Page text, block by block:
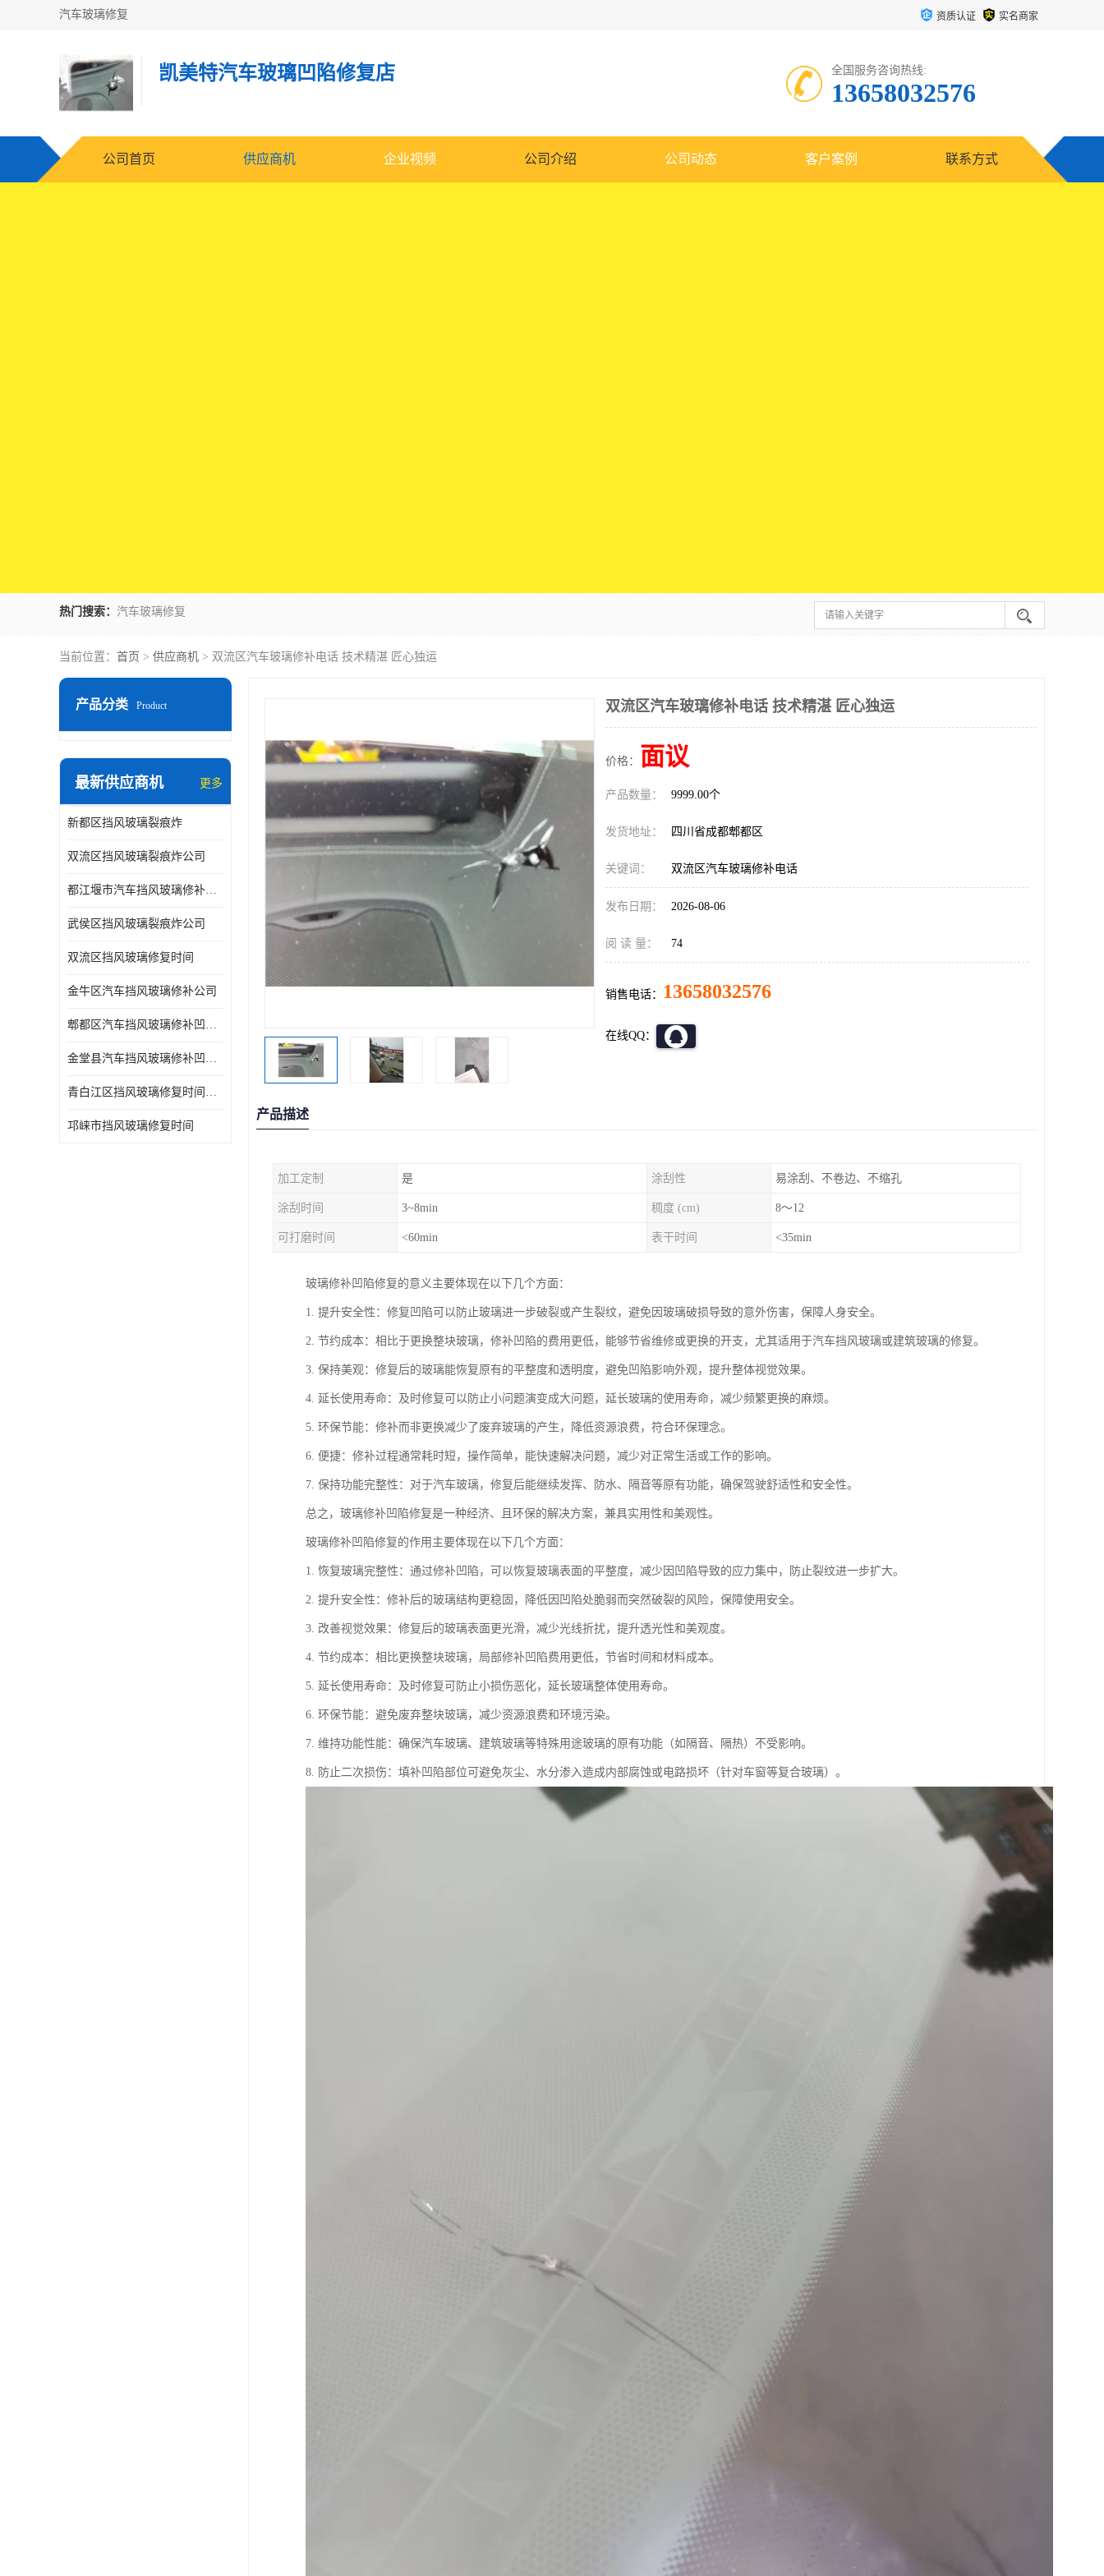
汽车玻璃修复 资质认证 实名商家
凯美特汽车玻璃凹陷修复店 全国服务咨询热线:
13658032576
公司首页 供应商机 企业视频 公司介绍 公司动态 客户案例 联系方式
热门搜索： 汽车玻璃修复
当前位置： 首页 > 供应商机 > 双流区汽车玻璃修补电话 技术精湛 匠心独运
产品分类 Product
最新供应商机 更多
新都区挡风玻璃裂痕炸
双流区挡风玻璃裂痕炸公司
都江堰市汽车挡风玻璃修补凹陷修复
武侯区挡风玻璃裂痕炸公司
双流区挡风玻璃修复时间
金牛区汽车挡风玻璃修补公司
郫都区汽车挡风玻璃修补凹陷修复公司
金堂县汽车挡风玻璃修补凹陷修复公司
青白江区挡风玻璃修复时间公司
邛崃市挡风玻璃修复时间
双流区汽车玻璃修补电话 技术精湛 匠心独运
价格： 面议
产品数量： 9999.00个
发货地址： 四川省成都郫都区
关键词： 双流区汽车玻璃修补电话
发布日期： 2026-08-06
阅 读 量： 74
销售电话： 13658032576
在线QQ：
产品描述
加工定制 是 涂刮性 易涂刮、不卷边、不缩孔
涂刮时间 3~8min 稠度 (cm) 8～12
可打磨时间 <60min 表干时间 <35min
玻璃修补凹陷修复的意义主要体现在以下几个方面：
1. 提升安全性：修复凹陷可以防止玻璃进一步破裂或产生裂纹，避免因玻璃破损导致的意外伤害，保障人身安全。
2. 节约成本：相比于更换整块玻璃，修补凹陷的费用更低，能够节省维修或更换的开支，尤其适用于汽车挡风玻璃或建筑玻璃的修复。
3. 保持美观：修复后的玻璃能恢复原有的平整度和透明度，避免凹陷影响外观，提升整体视觉效果。
4. 延长使用寿命：及时修复可以防止小问题演变成大问题，延长玻璃的使用寿命，减少频繁更换的麻烦。
5. 环保节能：修补而非更换减少了废弃玻璃的产生，降低资源浪费，符合环保理念。
6. 便捷：修补过程通常耗时短，操作简单，能快速解决问题，减少对正常生活或工作的影响。
7. 保持功能完整性：对于汽车玻璃，修复后能继续发挥、防水、隔音等原有功能，确保驾驶舒适性和安全性。
总之，玻璃修补凹陷修复是一种经济、且环保的解决方案，兼具实用性和美观性。
玻璃修补凹陷修复的作用主要体现在以下几个方面：
1. 恢复玻璃完整性：通过修补凹陷，可以恢复玻璃表面的平整度，减少因凹陷导致的应力集中，防止裂纹进一步扩大。
2. 提升安全性：修补后的玻璃结构更稳固，降低因凹陷处脆弱而突然破裂的风险，保障使用安全。
3. 改善视觉效果：修复后的玻璃表面更光滑，减少光线折扰，提升透光性和美观度。
4. 节约成本：相比更换整块玻璃，局部修补凹陷费用更低，节省时间和材料成本。
5. 延长使用寿命：及时修复可防止小损伤恶化，延长玻璃整体使用寿命。
6. 环保节能：避免废弃整块玻璃，减少资源浪费和环境污染。
7. 维持功能性能：确保汽车玻璃、建筑玻璃等特殊用途玻璃的原有功能（如隔音、隔热）不受影响。
8. 防止二次损伤：填补凹陷部位可避免灰尘、水分渗入造成内部腐蚀或电路损坏（针对车窗等复合玻璃）。